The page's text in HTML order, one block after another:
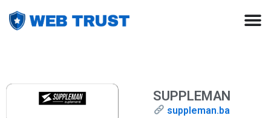
SUPPLEMAN
suppleman.ba